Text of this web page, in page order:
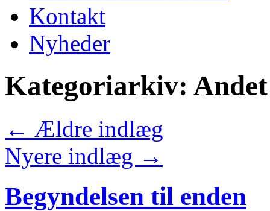
Kontakt
Nyheder
Kategoriarkiv: Andet
← Ældre indlæg
Nyere indlæg →
Begyndelsen til enden